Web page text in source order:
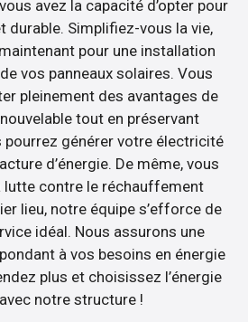
avez la capacité d’opter pour
durable. Simplifiez-vous la vie,
pour une installation
vos panneaux solaires. Vous
pleinement des avantages de
tout en préservant
pourrez générer votre électricité
d’énergie. De même, vous
lutte contre le réchauffement
lieu, notre équipe s’efforce de
idéal. Nous assurons une
à vos besoins en énergie
plus et choisissez l’énergie
notre structure !